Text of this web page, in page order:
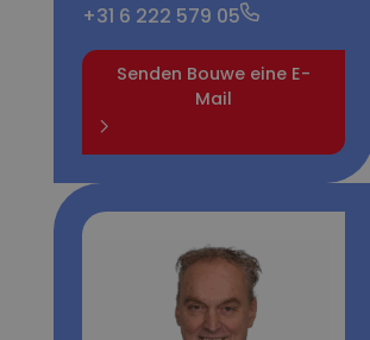
+31 6 222 579 05
Senden Bouwe eine E-
Mail